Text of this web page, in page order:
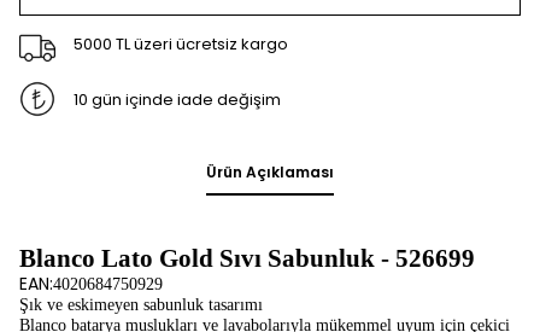
5000 TL üzeri ücretsiz kargo
10 gün içinde iade değişim
Ürün Açıklaması
Blanco Lato Gold Sıvı Sabunluk - 526699
EAN:4020684750929
Şık ve eskimeyen sabunluk tasarımı
Blanco batarya muslukları ve lavabolarıyla mükemmel uyum için çekici